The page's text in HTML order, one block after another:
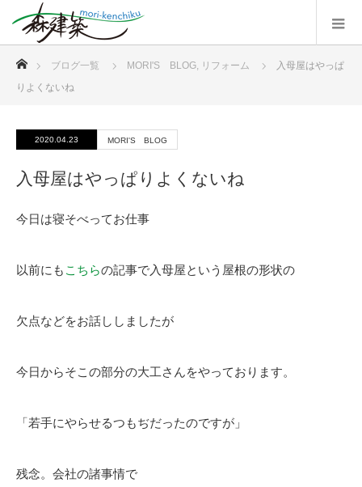
ブログ一覧 MORI'S BLOG, リフォーム
入母屋はやっぱ
りよくないね
2020.04.23 MORI'S BLOG
入母屋はやっぱりよくないね
今日は寝そべってお仕事
以前にも こちらの記事で入母屋という屋根の形状の
欠点などをお話ししましたが
今日からそこの部分の大工さんをやっております。
「若手にやらせるつもぢだったのですが」
残念。会社の諸事情で